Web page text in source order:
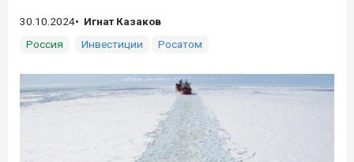
30.10.2024
Игнат Казаков
Россия
Инвестиции Росатом